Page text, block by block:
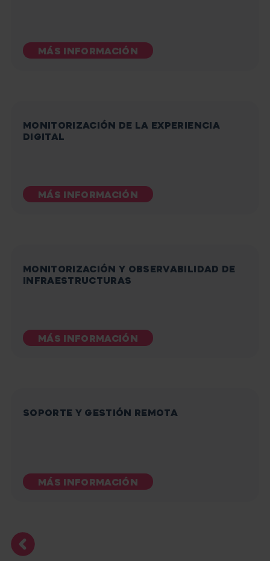
MÁS INFORMACIÓN
MONITORIZACIÓN DE LA EXPERIENCIA
DIGITAL
MÁS INFORMACIÓN
MONITORIZACIÓN Y OBSERVABILIDAD DE
INFRAESTRUCTURAS
MÁS INFORMACIÓN
SOPORTE Y GESTIÓN REMOTA
MÁS INFORMACIÓN